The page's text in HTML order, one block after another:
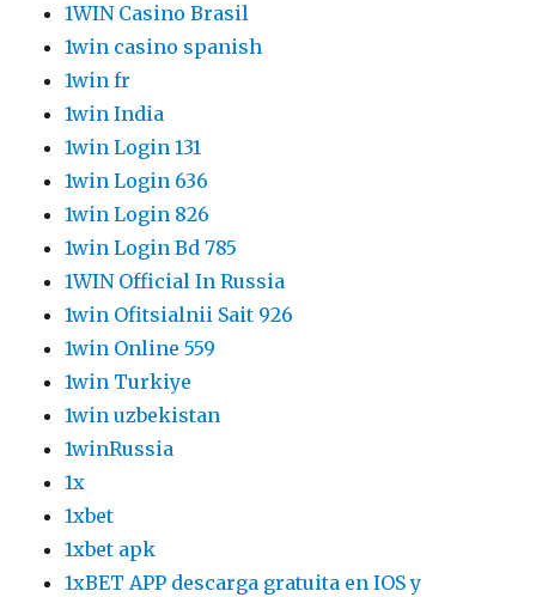
1WIN Casino Brasil
1win casino spanish
1win fr
1win India
1win Login 131
1win Login 636
1win Login 826
1win Login Bd 785
1WIN Official In Russia
1win Ofitsialnii Sait 926
1win Online 559
1win Turkiye
1win uzbekistan
1winRussia
1x
1xbet
1xbet apk
1xBET APP descarga gratuita en IOS y